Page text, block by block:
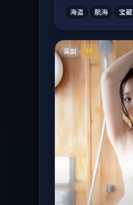
海盗 航海 宝藏
英国 4K